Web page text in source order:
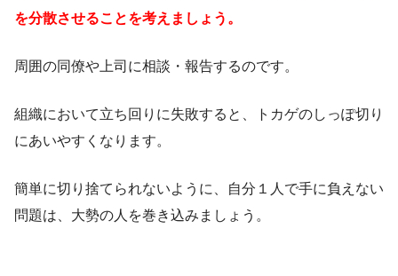
を分散させることを考えましょう。
周囲の同僚や上司に相談・報告するのです。
組織において立ち回りに失敗すると、トカゲのしっぽ切り
にあいやすくなります。
簡単に切り捨てられないように、自分１人で手に負えない
問題は、大勢の人を巻き込みましょう。